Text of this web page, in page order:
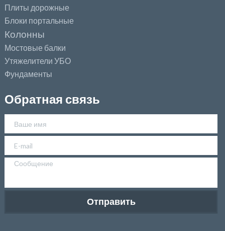
Плиты дорожные
Блоки портальные
Колонны
Мостовые балки
Утяжелители УБО
Фундаменты
Обратная связь